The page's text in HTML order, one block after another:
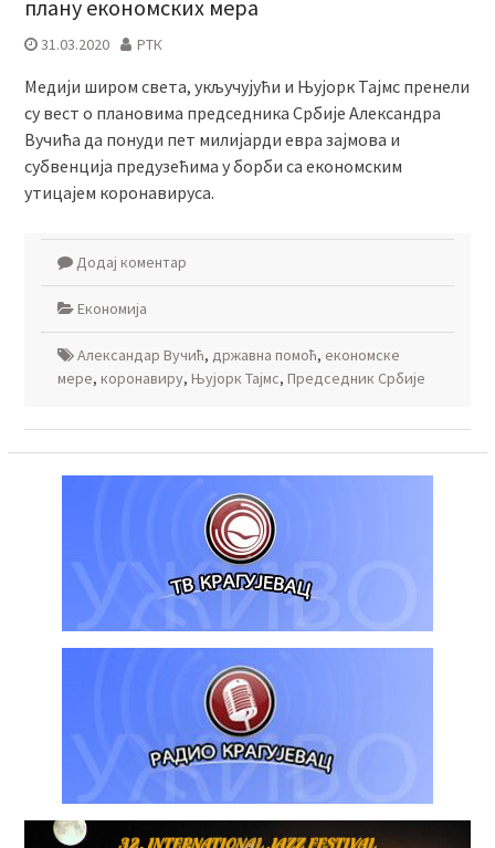
плану економских мера
31.03.2020 РТК
Mедији широм света, укључујући и Њујорк Тајмс пренели
су вест о плановима председника Србије Александра
Вучића да понуди пет милијарди евра зајмова и
субвенција предузећима у борби са економским
утицајем коронавируса.
Додај коментар
Економија
Александар Вучић, државна помоћ, економске
мере, коронавиру, Њујорк Тајмс, Председник Србије